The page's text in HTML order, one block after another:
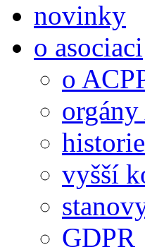
novinky
o asociaci
o
vyšší
GDPR